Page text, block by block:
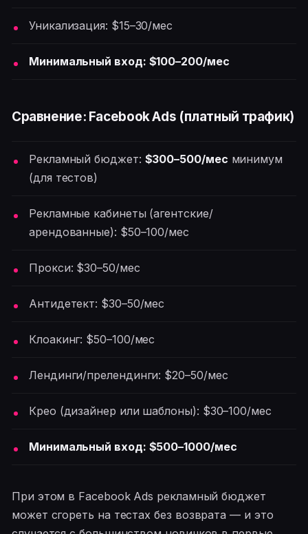
Уникализация: $15–30/мес
Минимальный вход: $100–200/мес
Сравнение: Facebook Ads (платный трафик)
Рекламный бюджет: $300–500/мес минимум
(для тестов)
Рекламные кабинеты (агентские/
арендованные): $50–100/мес
Прокси: $30–50/мес
Антидетект: $30–50/мес
Клоакинг: $50–100/мес
Лендинги/прелендинги: $20–50/мес
Крео (дизайнер или шаблоны): $30–100/мес
Минимальный вход: $500–1000/мес
При этом в Facebook Ads рекламный бюджет
может сгореть на тестах без возврата — и это